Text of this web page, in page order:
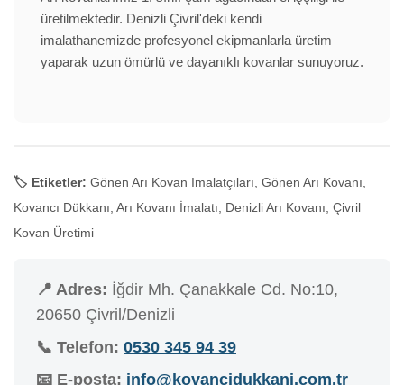
üretilmektedir. Denizli Çivril'deki kendi
imalathanemizde profesyonel ekipmanlarla üretim
yaparak uzun ömürlü ve dayanıklı kovanlar sunuyoruz.
🏷️ Etiketler: Gönen Arı Kovan Imalatçıları, Gönen Arı Kovanı,
Kovancı Dükkanı, Arı Kovanı İmalatı, Denizli Arı Kovanı, Çivril
Kovan Üretimi
📍 Adres: İğdir Mh. Çanakkale Cd. No:10,
20650 Çivril/Denizli
📞 Telefon: 0530 345 94 39
📧 E-posta: info@kovancidukkani.com.tr